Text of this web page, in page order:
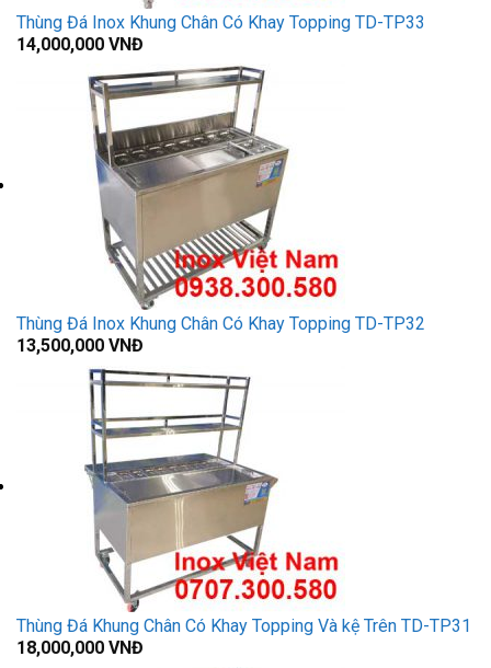
Thùng Đá Inox Khung Chân Có Khay Topping TD-TP33
14,000,000 VNĐ
Thùng Đá Inox Khung Chân Có Khay Topping TD-TP32
13,500,000 VNĐ
Thùng Đá Khung Chân Có Khay Topping Và kệ Trên TD-TP31
18,000,000 VNĐ